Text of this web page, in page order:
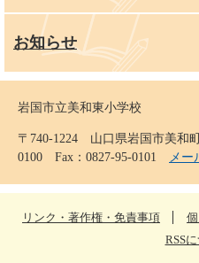
お知らせ
岩国市立美和東小学校
〒740-1224 山口県岩国市美和
0100 Fax：0827-95-0101
メ
リンク・著作権・免責事項
RSS